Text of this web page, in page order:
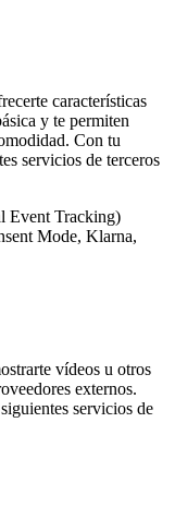
características
y te permiten
Con tu
servicios de terceros
Event Tracking)
Mode, Klarna,
vídeos u otros
externos.
servicios de